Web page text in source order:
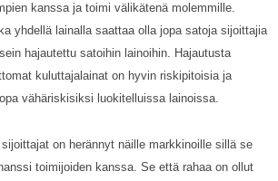
kanssa ja toimi välikätenä molemmille.
yhdellä lainalla saattaa olla jopa satoja sijoittajia
hajautettu satoihin lainoihin. Hajautusta
kuluttajalainat on hyvin riskipitoisia ja
vähäriskisiksi luokitelluissa lainoissa.
on herännyt näille markkinoille sillä se
toimijoiden kanssa. Se että rahaa on ollut